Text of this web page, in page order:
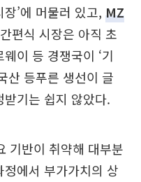
’에 머물러 있고, MZ
편식 시장은 아직 초
이 등 경쟁국이 ‘기
산 등푸른 생선이 글
받기는 쉽지 않았다.
기반이 취약해 대부분
에서 부가가치의 상